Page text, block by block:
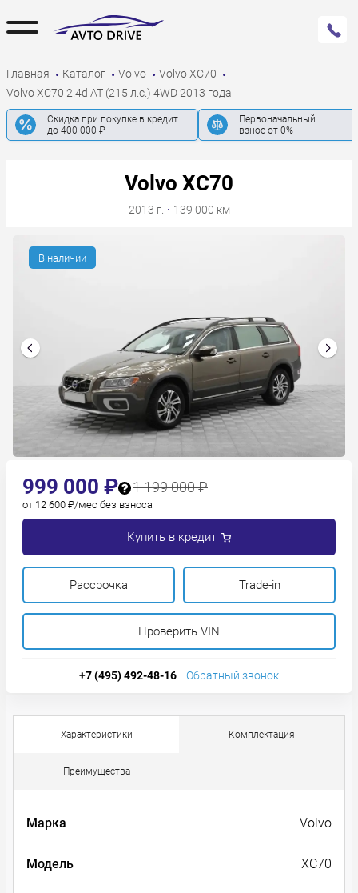
Главная Каталог Volvo
Volvo XC70
Volvo XC70 2.4d AT (215 л.с.) 4WD 2013 года
Скидка при покупке в кредит
до 400 000 ₽
Первоначальный
взнос от 0%
999 000 ₽ 1 199 000 ₽
от 12 600 ₽/мес без взноса
Купить в кредит
Рассрочка Trade-in
Проверить VIN
+7 (495) 492-48-16 Обратный звонок
Volvo XC70
2013 г. · 139 000 км
В наличии
Характеристики Комплектация
Преимущества
Марка Volvo
Модель XC70